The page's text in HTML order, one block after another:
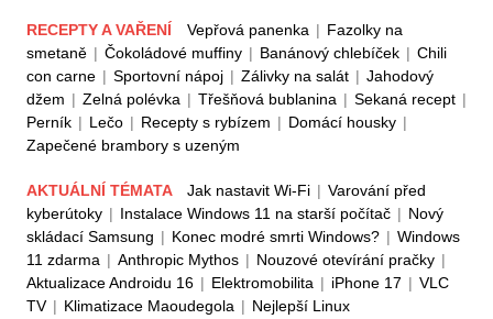
RECEPTY A VAŘENÍ Vepřová panenka | Fazolky na
smetaně | Čokoládové muffiny | Banánový chlebíček | Chili
con carne | Sportovní nápoj | Zálivky na salát | Jahodový
džem | Zelná polévka | Třešňová bublanina | Sekaná recept |
Perník | Lečo | Recepty s rybízem | Domácí housky |
Zapečené brambory s uzeným
AKTUÁLNÍ TÉMATA Jak nastavit Wi-Fi | Varování před
kyberútoky | Instalace Windows 11 na starší počítač | Nový
skládací Samsung | Konec modré smrti Windows? | Windows
11 zdarma | Anthropic Mythos | Nouzové otevírání pračky |
Aktualizace Androidu 16 | Elektromobilita | iPhone 17 | VLC
TV | Klimatizace Maoudegola | Nejlepší Linux